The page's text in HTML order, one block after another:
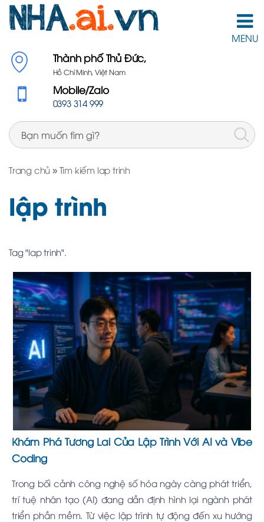
MENU
Thành phố Thủ Đức,
Hồ Chí Minh, Việt Nam
Mobile/Zalo
0393 314 999
Trang chủ » Tìm kiếm lap trinh
lập trình
Tag "lap trinh".
Khám Phá Tương Lai Của Lập Trình Với AI và Vibe
Coding
Trong bối cảnh công nghệ số hóa ngày càng phát triển,
trí tuệ nhân tạo (AI) đang dần định hình lại ngành phát
triển phần mềm. Từ việc lập trình tự động đến xu hướng